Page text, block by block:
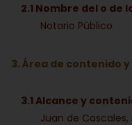
2.1 Nombre del o
Notario Público
3. Área de contenido
3.1 Alcance y
Juan de